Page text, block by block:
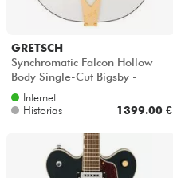
GRETSCH
Synchromatic Falcon Hollow
Body Single-Cut Bigsby -
Snowcrest white
Internet
Historias
1399.00 €